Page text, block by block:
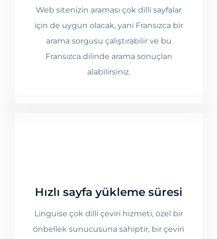
Web sitenizin araması çok dilli sayfalar
için de uygun olacak, yani Fransızca bir
arama sorgusu çalıştırabilir ve bu
Fransızca dilinde arama sonuçları
alabilirsiniz.
Hızlı sayfa yükleme süresi
Linguise çok dilli çeviri hizmeti, özel bir
önbellek sunucusuna sahiptir, bir çeviri